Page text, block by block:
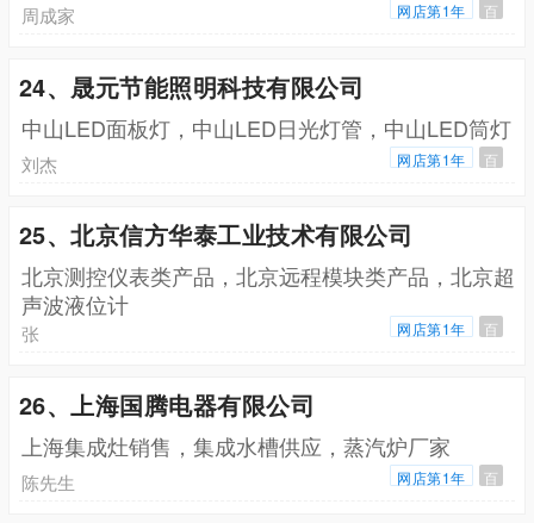
周成家 网店第1年 百
24、晟元节能照明科技有限公司
中山LED面板灯，中山LED日光灯管，中山LED筒灯
刘杰 网店第1年 百
25、北京信方华泰工业技术有限公司
北京测控仪表类产品，北京远程模块类产品，北京超
声波液位计
张 网店第1年 百
26、上海国腾电器有限公司
上海集成灶销售，集成水槽供应，蒸汽炉厂家
陈先生 网店第1年 百